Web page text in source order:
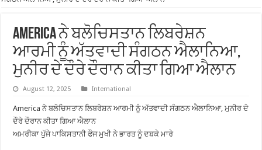
America ਨੇ ਬਲੋਚਿਸਤਾਨ ਲਿਬਰੇਸ਼ਨ
ਆਰਮੀ ਨੂੰ ਅੱਤਵਾਦੀ ਸੰਗਠਨ ਐਲਾਨਿਆ,
ਮੁਨੀਰ ਦੇ ਦੌਰੇ ਦੌਰਾਨ ਕੀਤਾ ਗਿਆ ਐਲਾਨ
August 12, 2025 International
America ਨੇ ਬਲੋਚਿਸਤਾਨ ਲਿਬਰੇਸ਼ਨ ਆਰਮੀ ਨੂੰ ਅੱਤਵਾਦੀ ਸੰਗਠਨ ਐਲਾਨਿਆ, ਮੁਨੀਰ ਦੇ
ਦੌਰੇ ਦੌਰਾਨ ਕੀਤਾ ਗਿਆ ਐਲਾਨ
ਅਮਰੀਕਾ ਪੁੱਜੇ ਪਾਕਿਸਤਾਨੀ ਫੌਜ ਮੁਖੀ ਨੇ ਭਾਰਤ ਨੂੰ ਦਬਕੇ ਮਾਰੇ